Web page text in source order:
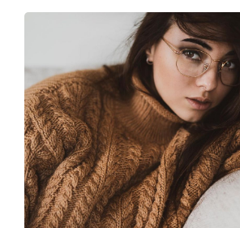
Naselli regolabili:
Accessori
Custodia:
Panno per pulizia:
Altro
Sesso: